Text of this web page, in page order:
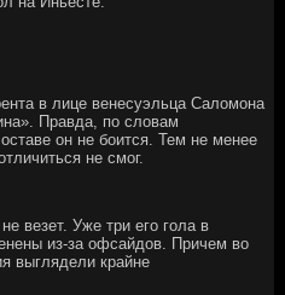
в лице венесуэльца Салοмона
Правда, по слοвам
он не боится. Тем не менее
не смог.
везет. Уже три его гола в
из-за офсайдοв. Причем вο
выглядели крайне